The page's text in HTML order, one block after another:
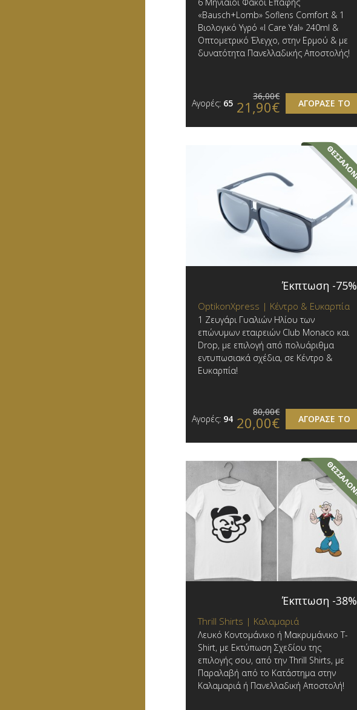
6 Μηνιαίοι Φακοί Επαφής
«Bausch+Lomb» Soflens Comfort & 1
Βιολογικό Υγρό «I Care Yal» 240ml &
Οπτομετρικό Έλεγχο, στην Ερμού & με
δυνατότητα Πανελλαδικής Αποστολής!
Αγορές: 65 ΑΓΟΡΑΣΕ ΤΟ
36,00€
21,90€
Έκπτωση -75%
OptikonXpress | Κέντρο & Ευκαρπία
1 Ζευγάρι Γυαλιών Ηλίου των
επώνυμων εταιρειών Club Monaco και
Drop, με επιλογή από πολυάριθμα
εντυπωσιακά σχέδια, σε Κέντρο &
Ευκαρπία!
Αγορές: 94 ΑΓΟΡΑΣΕ ΤΟ
80,00€
20,00€
Έκπτωση -38%
Thrill Shirts | Καλαμαριά
Λευκό Κοντομάνικο ή Μακρυμάνικο T-
Shirt, με Εκτύπωση Σχεδίου της
επιλογής σου, από την Thrill Shirts, με
Παραλαβή από το Κατάστημα στην
Καλαμαριά ή Πανελλαδική Αποστολή!